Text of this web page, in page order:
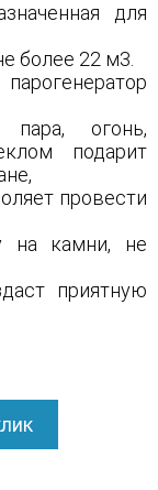
для
более 22 м3.
пара, огонь,
подарит
провести
на камни, не
приятную